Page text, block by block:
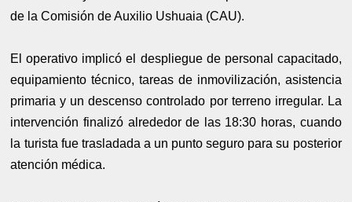
de la Comisión de Auxilio Ushuaia (CAU).
El operativo implicó el despliegue de personal capacitado,
equipamiento técnico, tareas de inmovilización, asistencia
primaria y un descenso controlado por terreno irregular. La
intervención finalizó alrededor de las 18:30 horas, cuando
la turista fue trasladada a un punto seguro para su posterior
atención médica.